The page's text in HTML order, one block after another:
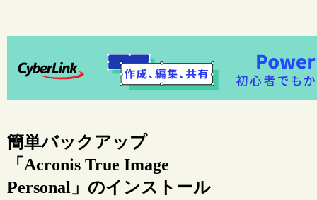
簡単バックアップ
「Acronis True Image
Personal」のインストール